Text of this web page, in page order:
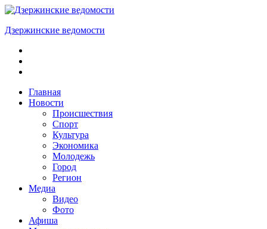
Skip
content
Дзержинские ведомости
ОБЩЕСТВЕННО-
ПОЛИТИЧЕСКАЯ
ГАЗЕТАГлавная
Новости
Происшествия
Спорт
Культура
Экономика
Молодежь
Город
Регион
Медиа
Видео
Фото
Афиша